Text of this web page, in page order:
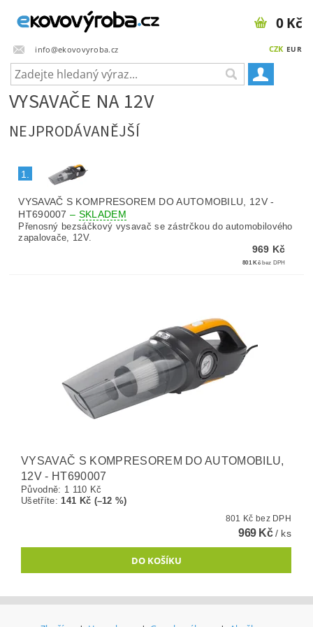
info@ekovovyroba.cz CZK EUR
0 Kč
VYSAVAČE NA 12V
NEJPRODÁVANĚJŠÍ
1.
VYSAVAČ S KOMPRESOREM DO AUTOMOBILU, 12V -
HT690007– SKLADEM
Přenosný bezsáčkový vysavač se zástrčkou do automobilového
zapalovače, 12V.
969 Kč
801 Kč bez DPH
VYSAVAČ S KOMPRESOREM DO AUTOMOBILU,
12V - HT690007
Původně: 1 110 Kč
Ušetříte:141 Kč (–12 %)
801 Kč bez DPH
969 Kč/ ks